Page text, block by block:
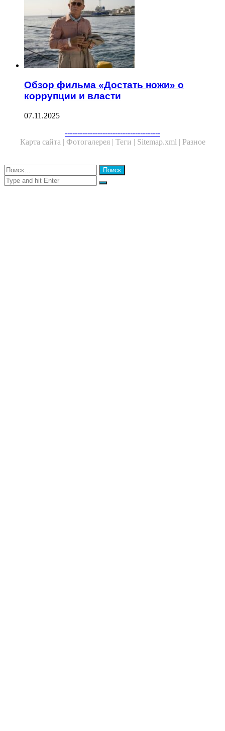
Обзор фильма «Достать ножи» о
коррупции и власти
07.11.2025
--------------------------------------
Карта сайта | Фотогалерея | Теги | Sitemap.xml | Разное
Close
Найти:
Close
Search